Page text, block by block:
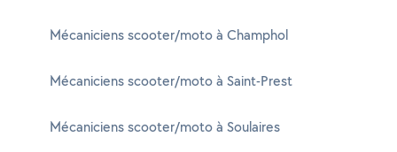
Mécaniciens scooter/moto à Champhol
Mécaniciens scooter/moto à Saint-Prest
Mécaniciens scooter/moto à Soulaires